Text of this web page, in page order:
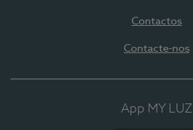
Contactos
Contacte-nos
App MY LUZ